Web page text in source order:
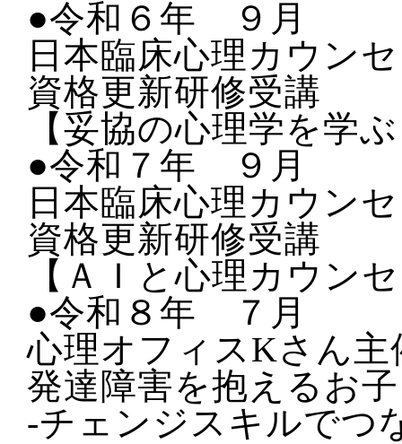
●令和６年 ９月
日本臨床心理カウン
資格更新研修受講
【妥協の心理学を学
●令和７年 ９月
日本臨床心理カウン
資格更新研修受講
【ＡＩと心理カウン
●令和８年 ７月
心理オフィスKさん主
発達障害を抱えるお
‐チェンジスキルでつ